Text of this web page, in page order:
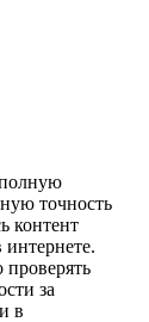
полную
точность
контент
проверять
за
в